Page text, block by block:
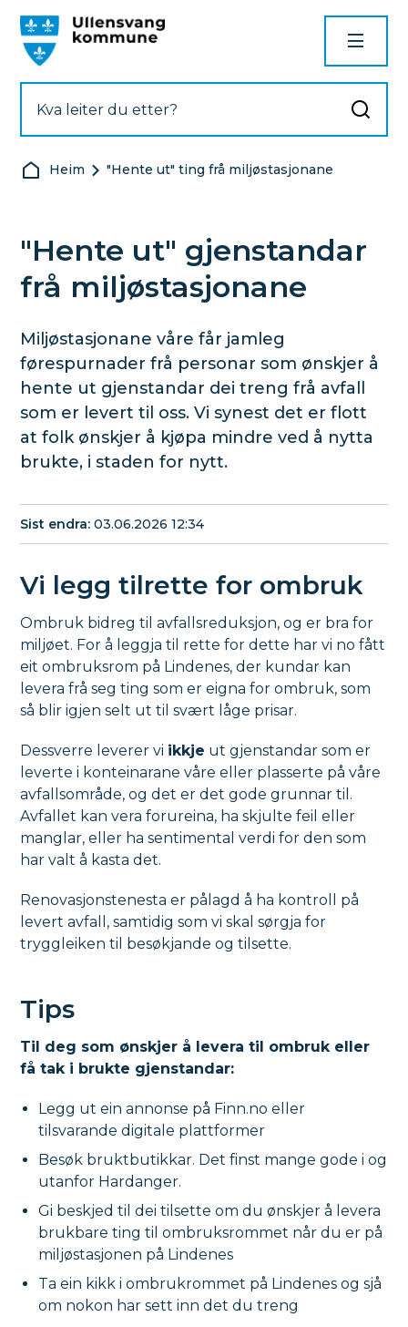
Du er her:
Heim "Hente ut" ting frå miljøstasjonane
"Hente ut" gjenstandar
frå miljøstasjonane
Miljøstasjonane våre får jamleg
førespurnader frå personar som ønskjer å
hente ut gjenstandar dei treng frå avfall
som er levert til oss. Vi synest det er flott
at folk ønskjer å kjøpa mindre ved å nytta
brukte, i staden for nytt.
Sist endra 03.06.2026 12:34
Vi legg tilrette for ombruk
Ombruk bidreg til avfallsreduksjon, og er bra for
miljøet. For å leggja til rette for dette har vi no fått
eit ombruksrom på Lindenes, der kundar kan
levera frå seg ting som er eigna for ombruk, som
så blir igjen selt ut til svært låge prisar.
Dessverre leverer vi ikkje ut gjenstandar som er
leverte i konteinarane våre eller plasserte på våre
avfallsområde, og det er det gode grunnar til.
Avfallet kan vera forureina, ha skjulte feil eller
manglar, eller ha sentimental verdi for den som
har valt å kasta det.
Renovasjonstenesta er pålagd å ha kontroll på
levert avfall, samtidig som vi skal sørgja for
tryggleiken til besøkjande og tilsette.
Tips
Til deg som ønskjer å levera til ombruk eller
få tak i brukte gjenstandar:
Legg ut ein annonse på Finn.no eller
tilsvarande digitale plattformer
Besøk bruktbutikkar. Det finst mange gode i og
utanfor Hardanger.
Gi beskjed til dei tilsette om du ønskjer å levera
brukbare ting til ombruksrommet når du er på
miljøstasjonen på Lindenes
Ta ein kikk i ombrukrommet på Lindenes og sjå
om nokon har sett inn det du treng